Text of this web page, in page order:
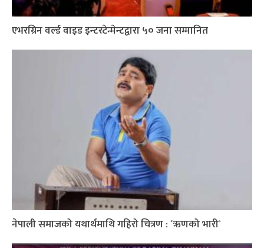
एभरग्रिन वर्ल्ड वाइड इन्टरटेन्मेन्टद्वारा ५० जना सम्मानित
नेपाली समाजको यथार्थमाथि गहिरो चित्रण : ´ऋणको भारी`